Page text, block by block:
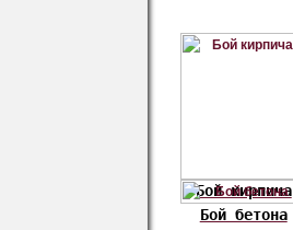
Бой кирпича
Бой бетона